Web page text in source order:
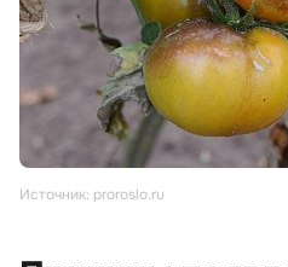
Источник: proroslo.ru